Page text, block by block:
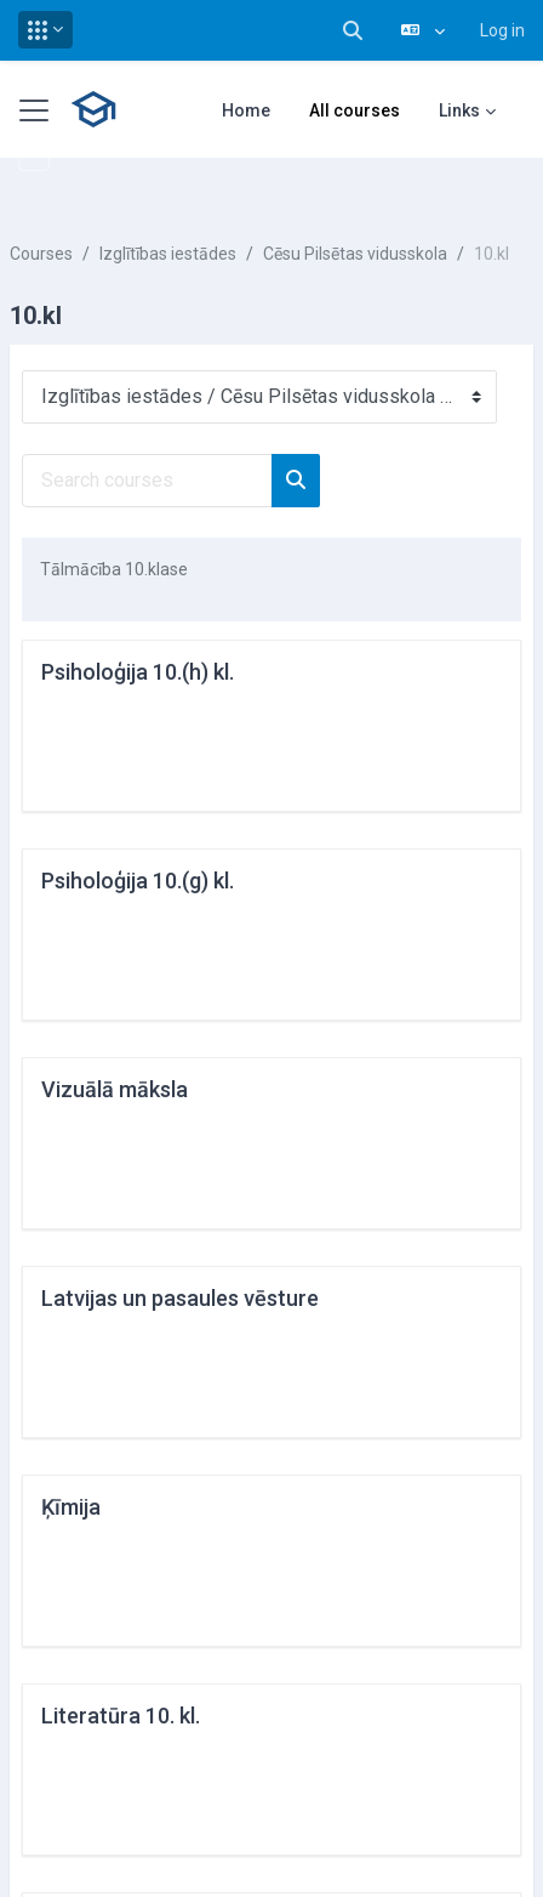
Toggle search input
Log in
Side panel Home All courses Links
Courses Izglītības iestādes Cēsu Pilsētas vidusskola 10.kl
10.kl
Course categories
Search courses
Tālmācība 10.klase
Psiholoģija 10.(h) kl.
Psiholoģija 10.(g) kl.
Vizuālā māksla
Latvijas un pasaules vēsture
Ķīmija
Literatūra 10. kl.